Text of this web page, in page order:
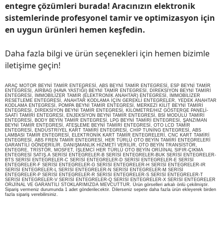
entegre çözümleri burada! Aracınızın elektronik
sistemlerinde profesyonel tamir ve optimizasyon için
en uygun ürünleri hemen keşfedin.
Daha fazla bilgi ve ürün seçenekleri için hemen bizimle
iletişime geçin!
ARAÇ MOTOR BEYNİ TAMİR ENTEGRESİ, ABS BEYNİ TAMİR ENTEGRESİ, ESP BEYNİ TAMİR
ENTEGRESİ, AİRBAG (HAVA YASTIĞI) BEYNİ TAMİR ENTEGRESİ, DİREKSİYON BEYNİ TAMİRİ
ENTEGRESİ, İMMOBİLİZER TAMİR (ELEKTRONİK ANAHTAR) ENTEGRESİ, İMMOBİLİZER
RESETLEME ENTEGRESİ, ANAHTAR KODLAMA İÇİN GEREKLİ ENTEGRELER, YEDEK ANAHTAR
KODLAMA ENTEGRESİ, POMPA BEYNİ TAMİR ENTEGRESİ, MERKEZİ KİLİT BEYNİ TAMİRİ
ENTEGRESİ, DİREKSİYON BEYNİ TAMİR ENTEGRESİ, KİLOMETRE/HIZ GÖSTERGE PANELİ-
SAATİ TAMİRİ ENTEGRESİ, ENJEKSİYON BEYNİ TAMİR ENTEGRESİ, BSİ MODÜLÜ TAMİRİ
ENTEGRESİ, BODY BEYİN TAMİR ENTEGRESİ, LPG BEYNİ TAMİRİ ENTEGRESİ, ŞANZIMAN
BEYNİ TAMİR ENTEGRESİ, ATEŞLEME BEYNİ TAMİRİ ENTEGRESİ, OTO LCD TAMİR
ENTEGRESİ, ENDÜSTRİYEL KART TAMİRİ ENTEGRESİ, CHİP TUNİNG ENTEGRESİ, ABS
LAMBASI TAMİR ENTEGRESİ, ELEKTRONİK KART TAMİR ENTEGRELERİ, CNC KART TAMİRİ
ENTEGRESİ, ABS FREN TAMİR ENTEGRESİ, HER TÜRLÜ OTO BEYİN TAMİRİ ENTEGRELERİ
GARANTİLİ GÖNDERİLİR. DANIŞMANLIK HİZMETİ VERİLİR, OTO BEYİN TRANSİSTÖR,
ENTEGRE, TRİSTÖR, MOSFET, İŞLEMCİ HER TÜRLÜ OTO BEYİN ORİJİNAL SIFIR-ÇIKMA
ENTEGRESİ SATIŞ.A SERİSİ ENTEGRELER-B SERİSİ ENTEGRELER-BUK SERİSİ ENTEGRELER-
BTS SERİSİ ENTEGRELER-C SERİSİ ENTEGRELER-D SERİSİ ENTEGRELER-E SERİSİ
ENTEGRELER-F SERİSİ ENTEGRELER-G SERİSİ ENTEGRELER-H SERİSİ ENTEGRELER-IR
SERİSİ ENTEGRELER-L SERİSİ ENTEGRELER-N SERİSİ ENTEGRELER-M SERİSİ
ENTEGRELER-P SERİSİ ENTEGRELER-R SERİSİ ENTEGRELER-S SERİSİ ENTEGRELER-T
SERİSİ ENTEGRELER-V SERİSİ ENTEGRELER-Q SERİSİ ENTEGRELER-X SERİSİ ENTEGRELER
ORiJİNAL VE GARANTİLİ STOKLARIMIZDA MEVCUTTUR. Ürün görselleri arkalı önlü çekilmiştir.
Sipariş vermeniz durumunda 1 adet gönderilecektir. Dilerseniz sepete daha fazla ürün ekleyerek birden
fazla sipariş verebilirsiniz.